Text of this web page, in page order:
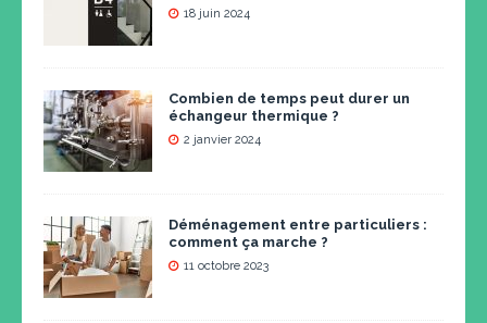
18 juin 2024
Combien de temps peut durer un
échangeur thermique ?
2 janvier 2024
Déménagement entre particuliers :
comment ça marche ?
11 octobre 2023